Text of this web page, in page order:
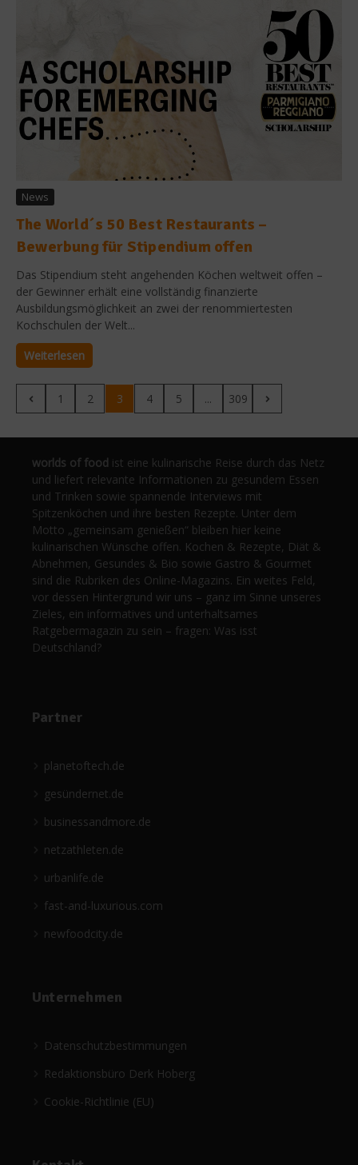
News
The World´s 50 Best Restaurants –
Bewerbung für Stipendium offen
Das Stipendium steht angehenden Köchen weltweit offen –
der Gewinner erhält eine vollständig finanzierte
Ausbildungsmöglichkeit an zwei der renommiertesten
Kochschulen der Welt...
Weiterlesen
1 2 3 4 5 ... 309
worlds of food ist eine kulinarische Reise durch das Netz
und liefert relevante Informationen zu gesundem Essen
und Trinken sowie spannende Interviews mit
Spitzenköchen und ihre besten Rezepte. Unter dem
Motto „gemeinsam genießen“ bleiben hier keine
kulinarischen Wünsche offen. Kochen & Rezepte, Diät &
Abnehmen, Gesundes & Bio sowie Gastro & Gourmet
sind die Rubriken des Online-Magazins. Ein weites Feld,
vor dessen Hintergrund wir uns – ganz im Sinne unseres
Zieles, ein informatives und unterhaltsames
Ratgebermagazin zu sein – fragen: Was isst
Deutschland?
Partner
planetoftech.de
gesündernet.de
businessandmore.de
netzathleten.de
urbanlife.de
fast-and-luxurious.com
newfoodcity.de
Unternehmen
Datenschutzbestimmungen
Redaktionsbüro Derk Hoberg
Cookie-Richtlinie (EU)